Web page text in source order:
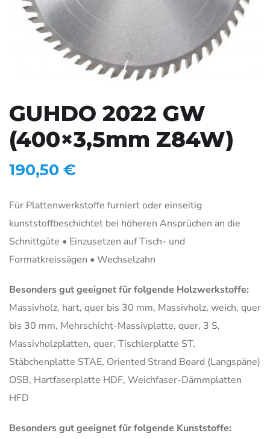
GUHDO 2022 GW
(400×3,5mm Z84W)
190,50 €
Für Plattenwerkstoffe furniert oder einseitig
kunststoffbeschichtet bei höheren Ansprüchen an die
Schnittgüte • Einzusetzen auf Tisch- und
Formatkreissägen • Wechselzahn
Besonders gut geeignet für folgende Holzwerkstoffe:
Massivholz, hart, quer bis 30 mm, Massivholz, weich, quer
bis 30 mm, Mehrschicht-Massivplatte, quer, 3 S,
Massivholzplatten, quer, Tischlerplatte ST,
Stäbchenplatte STAE, Oriented Strand Board (Langspäne)
OSB, Hartfaserplatte HDF, Weichfaser-Dämmplatten
HFD
Besonders gut geeignet für folgende Kunststoffe: